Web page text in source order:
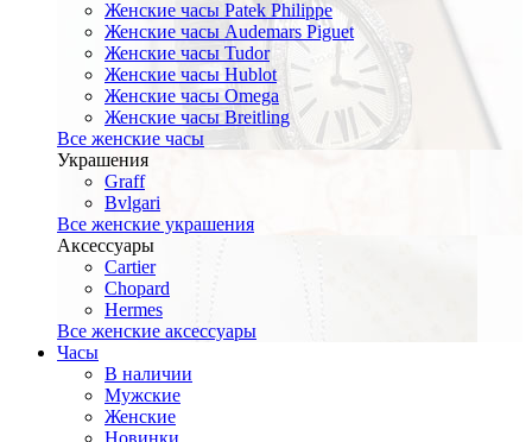
Женские часы Patek Philippe
Женские часы Audemars Piguet
Женские часы Tudor
Женские часы Hublot
Женские часы Omega
Женские часы Breitling
Все женские часы
Украшения
Graff
Bvlgari
Все женские украшения
Аксессуары
Cartier
Chopard
Hermes
Все женские аксессуары
Часы
В наличии
Мужские
Женские